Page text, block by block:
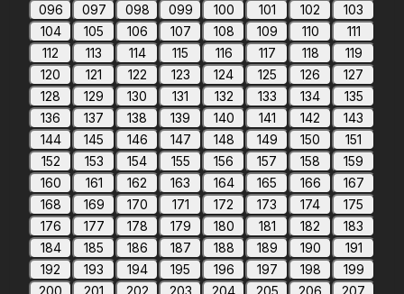
096
097 098 099 100 101 102
103
104
105 106 107 108 109 110
111
112
113 114 115 116 117 118
119
120
121 122 123 124 125 126
127
128
129 130 131 132 133 134
135
136
137 138 139 140 141 142
143
144
145 146 147 148 149 150
151
152
153 154 155 156 157 158
159
160
161 162 163 164 165 166
167
168
169 170 171 172 173 174
175
176
177 178 179 180 181 182
183
184
185 186 187 188 189 190
191
192
193 194 195 196 197 198
199
200
201 202 203 204 205 206
207